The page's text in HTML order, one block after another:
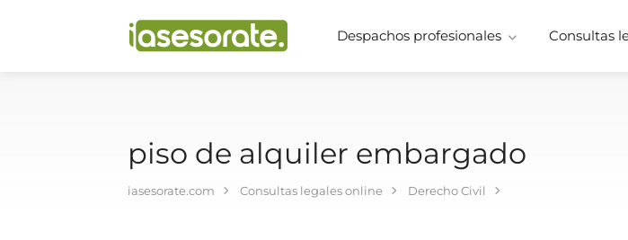
Despachos profesionales Consultas
piso de alquiler embargado
iasesorate.com Consultas legales online Derecho Civil